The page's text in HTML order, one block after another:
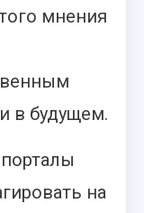
мнения
в будущем.
на